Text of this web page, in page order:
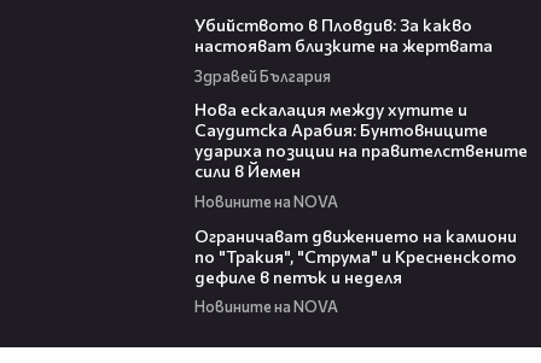
Убийството в Пловдив: За какво
настояват близките на жертвата
Здравей България
Нова ескалация между хутите и
Саудитска Арабия: Бунтовниците
удариха позиции на правителствените
сили в Йемен
Новините на NOVA
Ограничават движението на камиони
по "Тракия", "Струма" и Кресненското
дефиле в петък и неделя
Новините на NOVA